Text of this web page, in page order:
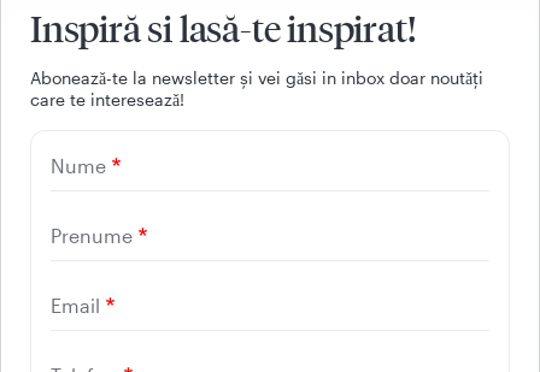
Inspiră si lasă-te inspirat!
Aboneazǎ-te la newsletter și vei gǎsi in inbox doar noutǎți
care te intereseazǎ!
Nume
Prenume
Email